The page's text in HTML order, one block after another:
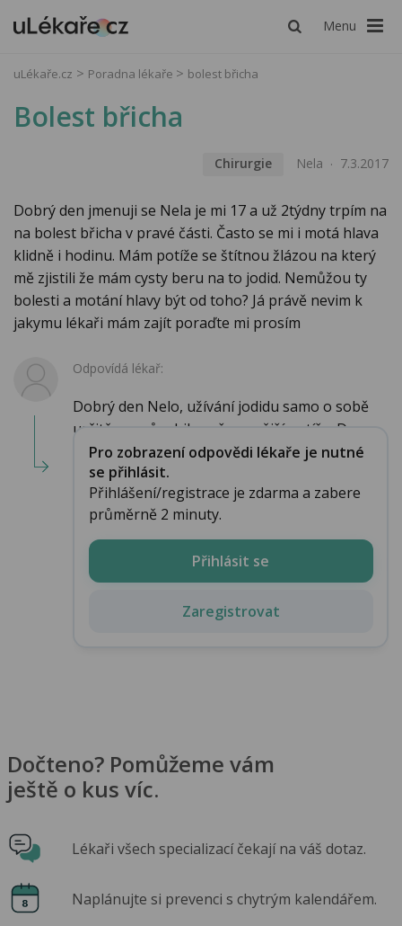
Menu
uLékaře.cz Poradna lékaře bolest břicha
Bolest břicha
Chirurgie Nela 7.3.2017
Dobrý den jmenuji se Nela je mi 17 a už 2týdny trpím na
na bolest břicha v pravé části. Často se mi i motá hlava
klidně i hodinu. Mám potíže se štítnou žlázou na který
mě zjistili že mám cysty beru na to jodid. Nemůžou ty
bolesti a motání hlavy být od toho? Já právě nevim k
jakymu lékaři mám zajít poraďte mi prosím
Odpovídá lékař:
Dobrý den Nelo, užívání jodidu samo o sobě
určitě nezpůsobilo vaše nynější potíže. Do...
Pro zobrazení odpovědi lékaře je nutné
se přihlásit.
Přihlášení/registrace je zdarma a zabere
průměrně 2 minuty.
Přihlásit se
Zaregistrovat
Dočteno? Pomůžeme vám
ještě o kus víc.
Lékaři všech specializací čekají na váš dotaz.
Naplánujte si prevenci s chytrým kalendářem.